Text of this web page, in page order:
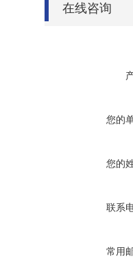
在线咨询
您的
您的
联系
常用